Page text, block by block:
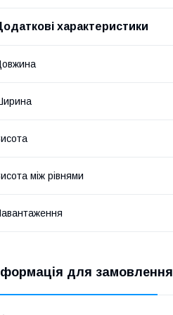
характеристики
між рівнями
для замовлення